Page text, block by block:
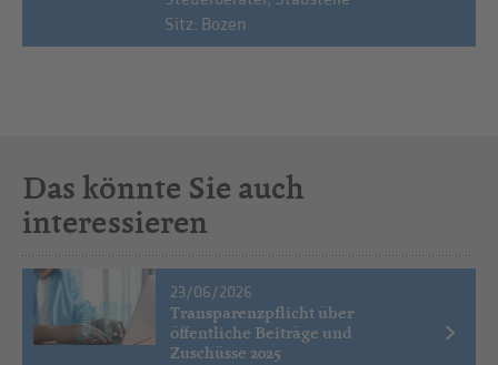
Sitz: Bozen
Das könnte Sie auch
interessieren
23/06/2026
Transparenzpflicht über
öffentliche Beiträge und
Zuschüsse 2025